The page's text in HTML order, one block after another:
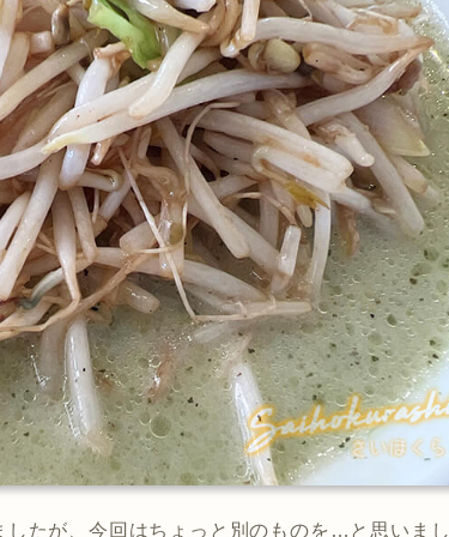
たが、今回はちょっと別のものを…と思いまし